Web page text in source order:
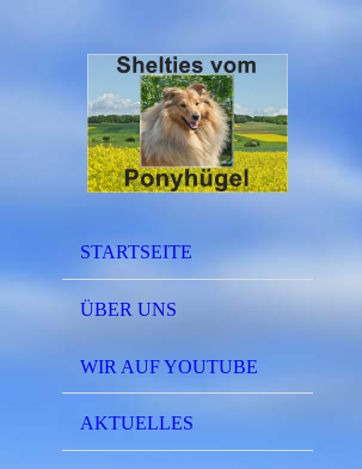
STARTSEITE
ÜBER UNS
WIR AUF YOUTUBE
AKTUELLES